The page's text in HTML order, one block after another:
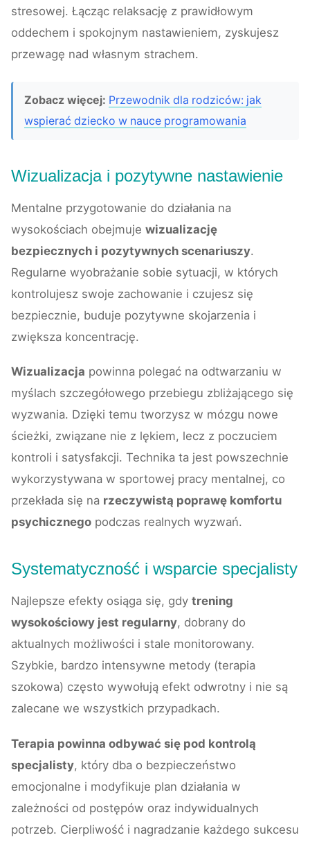
stresowej. Łącząc relaksację z prawidłowym
oddechem i spokojnym nastawieniem, zyskujesz
przewagę nad własnym strachem.
Zobacz więcej: Przewodnik dla rodziców: jak
wspierać dziecko w nauce programowania
Wizualizacja i pozytywne nastawienie
Mentalne przygotowanie do działania na
wysokościach obejmuje wizualizację
bezpiecznych i pozytywnych scenariuszy.
Regularne wyobrażanie sobie sytuacji, w których
kontrolujesz swoje zachowanie i czujesz się
bezpiecznie, buduje pozytywne skojarzenia i
zwiększa koncentrację.
Wizualizacja powinna polegać na odtwarzaniu w
myślach szczegółowego przebiegu zbliżającego się
wyzwania. Dzięki temu tworzysz w mózgu nowe
ścieżki, związane nie z lękiem, lecz z poczuciem
kontroli i satysfakcji. Technika ta jest powszechnie
wykorzystywana w sportowej pracy mentalnej, co
przekłada się na rzeczywistą poprawę komfortu
psychicznego podczas realnych wyzwań.
Systematyczność i wsparcie specjalisty
Najlepsze efekty osiąga się, gdy trening
wysokościowy jest regularny, dobrany do
aktualnych możliwości i stale monitorowany.
Szybkie, bardzo intensywne metody (terapia
szokowa) często wywołują efekt odwrotny i nie są
zalecane we wszystkich przypadkach.
Terapia powinna odbywać się pod kontrolą
specjalisty, który dba o bezpieczeństwo
emocjonalne i modyfikuje plan działania w
zależności od postępów oraz indywidualnych
potrzeb. Cierpliwość i nagradzanie każdego sukcesu